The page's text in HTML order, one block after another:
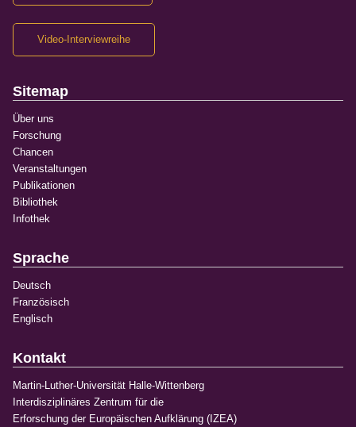
Video-Interviewreihe
Sitemap
Über uns
Forschung
Chancen
Veranstaltungen
Publikationen
Bibliothek
Infothek
Sprache
Deutsch
Französisch
Englisch
Kontakt
Martin-Luther-Universität Halle-Wittenberg
Interdisziplinäres Zentrum für die
Erforschung der Europäischen Aufklärung (IZEA)